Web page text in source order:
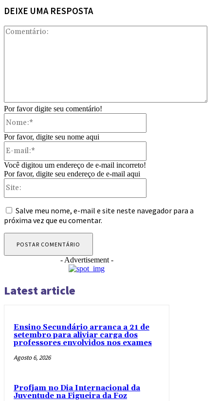
DEIXE UMA RESPOSTA
Por favor digite seu comentário!
Por favor, digite seu nome aqui
Você digitou um endereço de e-mail incorreto!
Por favor, digite seu endereço de e-mail aqui
Salve meu nome, e-mail e site neste navegador para a
próxima vez que eu comentar.
- Advertisement -
Latest article
Ensino Secundário arranca a 21 de
setembro para aliviar carga dos
professores envolvidos nos exames
Agosto 6, 2026
Profjam no Dia Internacional da
Juventude na Figueira da Foz